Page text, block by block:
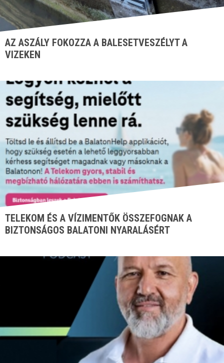
AZ ASZÁLY FOKOZZA A BALESETVESZÉLYT A
VIZEKEN
TELEKOM ÉS A VÍZIMENTŐK ÖSSZEFOGNAK A
BIZTONSÁGOS BALATONI NYARALÁSÉRT